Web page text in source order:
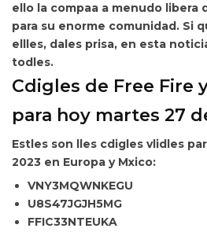
ello la compaa a menudo
para su enorme comunidad. Si
ellles, dales prisa, en esta
todles.
Cdigles de Free Fire
para hoy martes 27
Estles son lles cdigles vlidles
2023 en Europa y Mxico:
VNY3MQWNKEGU
U8S47JGJH5MG
FFIC33NTEUKA